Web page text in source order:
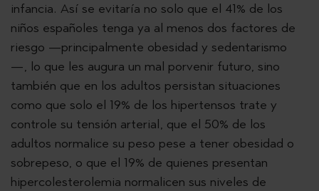
infancia. Así se evitaría no solo que el 41% de los
niños españoles tenga ya al menos dos factores de
riesgo —principalmente obesidad y sedentarismo
—, lo que les augura un mal porvenir futuro, sino
también que en los adultos persistan situaciones
como que solo el 19% de los hipertensos trate y
controle su tensión arterial, que el 50% de los
adultos normalice su peso pese a tener obesidad o
sobrepeso, o que el 19% de quienes presentan
hipercolesterolemia normalicen sus niveles de